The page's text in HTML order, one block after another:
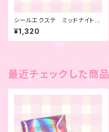
シールエクステ ミッドナイトブ
ルー 4本セット
¥1,320
最近チェックした商品